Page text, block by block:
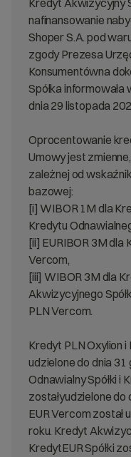
Kredyt Akwizycyjny
nafinansowanie
Shoper S.A. pod
zgody Prezesa
Konsumentówna
Spółka
dnia 29 listopada
Oprocentowanie
Umowy jest
zależnej od
bazowej:
[i] WIBOR 1M dla
Kredytu
[ii] EURIBOR 3M dla
Vercom,
[iii] WIBOR 3M dla
Akwizycyjnego
PLN Vercom.
Kredyt PLN Oxylion
udzielone do dnia
Odnawialny Spółki i
zostałyudzielone
EUR Vercom został
roku. Kredyt
KredytEUR Spółki